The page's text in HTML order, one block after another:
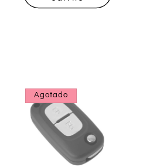
Agotado